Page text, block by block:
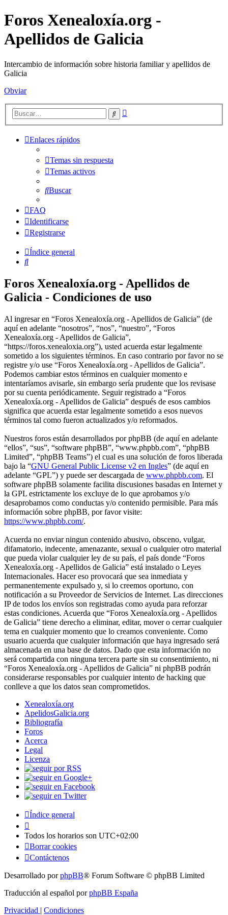
Foros Xenealoxía.org -
Apellidos de Galicia
Intercambio de información sobre historia familiar y apellidos de
Galicia
Obviar
Buscar
Enlaces rápidos
Temas sin respuesta
Temas activos
Buscar
FAQ
Identificarse
Registrarse
Índice general
Buscar
Foros Xenealoxía.org - Apellidos de
Galicia - Condiciones de uso
Al ingresar en “Foros Xenealoxía.org - Apellidos de Galicia” (de
aquí en adelante “nosotros”, “nos”, “nuestro”, “Foros
Xenealoxía.org - Apellidos de Galicia”,
“https://foros.xenealoxia.org”), usted acuerda estar legalmente
sometido a los siguientes términos. En caso contrario por favor no se
registre y/o use “Foros Xenealoxía.org - Apellidos de Galicia”.
Podemos cambiar estos términos en cualquier momento e
intentaríamos avisarle, sin embargo sería prudente que los revisase
por su cuenta periódicamente. Seguir registrado a “Foros
Xenealoxía.org - Apellidos de Galicia” después de esos cambios
significa que acuerda estar legalmente sometido a esos nuevos
términos tal como fueron actualizados y/o reformados.
Nuestros foros están desarrollados por phpBB (de aquí en adelante
“ellos”, “sus”, “software phpBB”, “www.phpbb.com”, “phpBB
Limited”, “phpBB Teams”) el cual es una solución de foros liberada
bajo la “GNU General Public License v2 en Ingles” (de aquí en
adelante “GPL”) y puede ser descargada de www.phpbb.com. El
software phpBB solamente facilita discusiones basadas en Internet y
la GPL estrictamente los excluye de lo que aprobamos y/o
desaprobamos como conductas y/o contenido permisible. Para más
información sobre phpBB, por favor visite:
https://www.phpbb.com/.
Acuerda no enviar ningun contenido abusivo, obsceno, vulgar,
difamatorio, indecente, amenazante, sexual o cualquier otro material
que pueda violar cualquier ley de su país, el país donde “Foros
Xenealoxía.org - Apellidos de Galicia” está instalado o Leyes
Internacionales. Hacer eso provocará que sea inmediata y
permanentemente expulsado y, si lo creemos oportuno, con
notificación a su Proveedor de Servicios de Internet. Las direcciones
IP de todos los envíos son registradas como ayuda para reforzar
estas condiciones. Acuerda que “Foros Xenealoxía.org - Apellidos
de Galicia” tiene derecho a eliminar, editar, mover o cerrar cualquier
tema en cualquier momento que lo creamos conveniente. Como
usuario acuerda que cualquier información que haya ingresado será
almacenada en una base de datos. Dado que esta información no
será compartida con ninguna tercera parte sin su consentimiento, ni
“Foros Xenealoxía.org - Apellidos de Galicia” ni phpBB podrán
considerarse responsables por cualquier intento de hacking que
conlleve a que los datos sean comprometidos.
Xenealoxía.org
ApelidosGalicia.org
Bibliografía
Foros
Acerca
Legal
Licenza
Índice general
Todos los horarios son UTC+02:00
Borrar cookies
Contáctenos
Desarrollado porphpBB® Forum Software © phpBB Limited
Traducción al español porphpBB España
Privacidad | Condiciones